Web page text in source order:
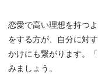
恋愛で高い理想を持つ
をする方が、自分に対
かけにも繋がります。
みましょう。